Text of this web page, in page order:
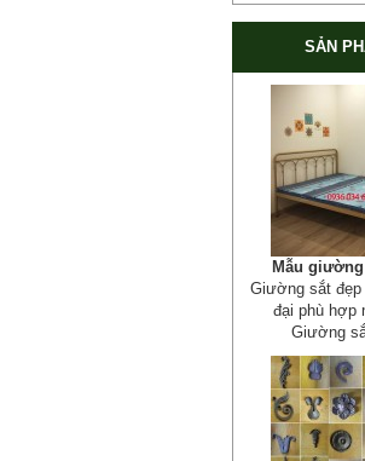
SẢN
Mẫu
Giường sắt đẹp
đại phù hợp
Giường